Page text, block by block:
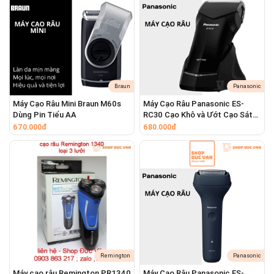
Hệ thống Màng cạo Linh hoạt:
Màng cạo có cấu trúc dạng nổi/linh hoạt.
Điều này cho phép màng cạo tự động thích
ứng và phù hợp với các đường nét trên khuôn
mặt bạn.
Braun
Máy Cạo Râu Mini Braun M60s
Dùng Pin Tiểu AA
670.000đ
Panasonic
Máy Cạo Râu Panasonic ES-
RC30 Cạo Khô và Ướt Cạo Sát
Động Cơ Khỏe Tiện Lợi Sang
Trọng
680.000đ
Remington Panasonic